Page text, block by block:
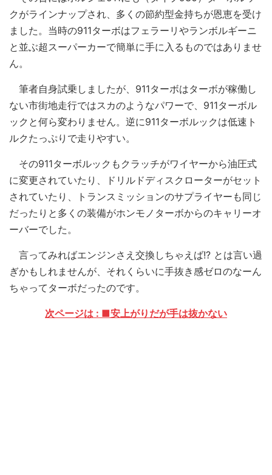
クがラインナップされ、多くの節約型金持ちが恩恵を受け
ました。当時の911ターボはフェラーリやランボルギーニ
と並ぶ超スーパーカーで簡単に手に入るものではありませ
ん。
筆者自身試乗しましたが、911ターボはターボが稼働し
ない市街地走行ではスカのようなパワーで、911ターボル
ックと何ら変わりません。逆に911ターボルックは低速ト
ルクたっぷりで走りやすい。
その911ターボルックもクラッチがワイヤーから油圧式
に変更されていたり、ドリルドディスクローターがセット
されていたり、トランスミッションのサプライヤーも同じ
だったりと多くの装備がホンモノターボからのキャリーオ
ーバーでした。
言ってみればエンジンさえ交換しちゃえば!? とは言い過
ぎかもしれませんが、それくらいに手抜き感ゼロのなーん
ちゃってターボだったのです。
次ページは : ■安上がりだが手は抜かない